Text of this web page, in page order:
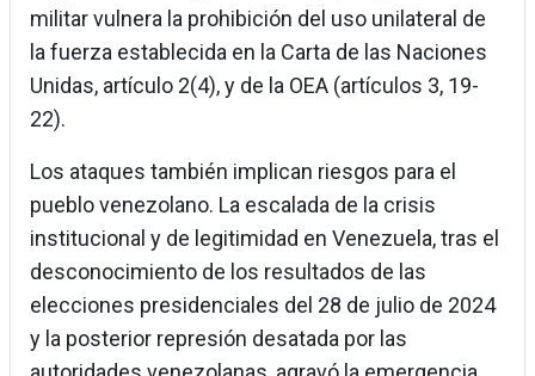
militar vulnera la prohibición del uso unilateral de
la fuerza establecida en la Carta de las Naciones
Unidas, artículo 2(4), y de la OEA (artículos 3, 19-
22).
Los ataques también implican riesgos para el
pueblo venezolano. La escalada de la crisis
institucional y de legitimidad en Venezuela, tras el
desconocimiento de los resultados de las
elecciones presidenciales del 28 de julio de 2024
y la posterior represión desatada por las